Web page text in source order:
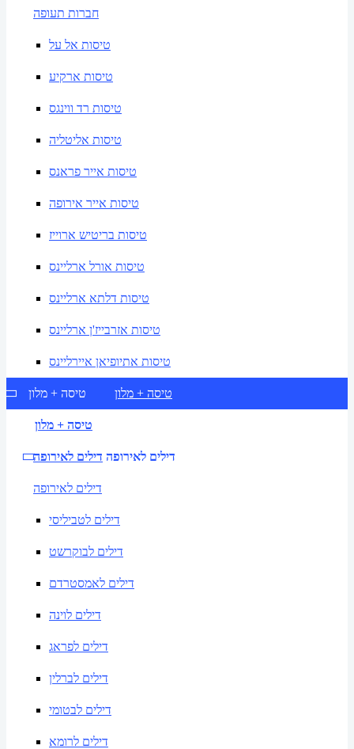
חברות תעופה
טיסות אל על
טיסות ארקיע
טיסות רד ווינגס
טיסות אליטליה
טיסות אייר פראנס
טיסות אייר אירופה
טיסות בריטיש ארוייז
טיסות אורל ארליינס
טיסות דלתא ארליינס
טיסות אזרבייז'ן ארליינס
טיסות אתיופיאן איירליינס
טיסה + מלון טיסה + מלון
טיסה + מלון
דילים לאירופה דילים לאירופה
דילים לאירופה
דילים לטביליסי
דילים לבוקרשט
דילים לאמסטרדם
דילים לוינה
דילים לפראג
דילים לברלין
דילים לבטומי
דילים לרומא